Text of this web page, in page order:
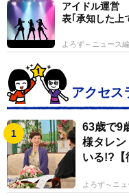
アイドル運営
表｢承知した上
よろず～ニュース
アクセス
63歳で9
様タレン
いる!?【
よろず～ニ